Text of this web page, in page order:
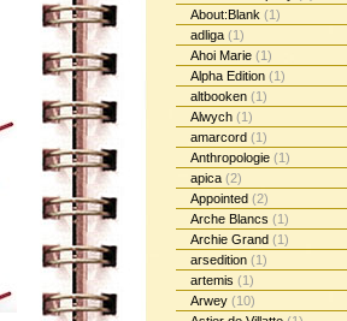
About:Blank (1)
adliga (1)
Ahoi Marie (1)
Alpha Edition (1)
altbooken (1)
Alwych (1)
amarcord (1)
Anthropologie (1)
apica (2)
Appointed (2)
Arche Blancs (1)
Archie Grand (1)
arsedition (1)
artemis (1)
Arwey (10)